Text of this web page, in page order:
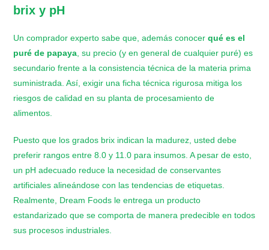
brix y pH
Un comprador experto sabe que, además conocerqué es el
puré de papaya , su precio (y en general de cualquier puré) es
secundario frente a la consistencia técnica de la materia prima
suministrada. Así, exigir una ficha técnica rigurosa mitiga los
riesgos de calidad en su planta de procesamiento de
alimentos.
Puesto que los grados brix indican la madurez, usted debe
preferir rangos entre 8.0 y 11.0 para insumos. A pesar de esto,
un pH adecuado reduce la necesidad de conservantes
artificiales alineándose con las tendencias de etiquetas.
Realmente, Dream Foods le entrega un producto
estandarizado que se comporta de manera predecible en todos
sus procesos industriales.